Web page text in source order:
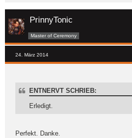
PrinnyTonic
Master of Ceremony
24. März 2014
ENTNERVT SCHRIEB:
Erledigt.
Perfekt. Danke.